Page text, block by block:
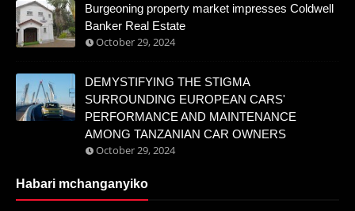
Burgeoning property market impresses Coldwell
Banker Real Estate
October 29, 2024
DEMYSTIFYING THE STIGMA
SURROUNDING EUROPEAN CARS'
PERFORMANCE AND MAINTENANCE
AMONG TANZANIAN CAR OWNERS
October 29, 2024
Habari mchanganyiko